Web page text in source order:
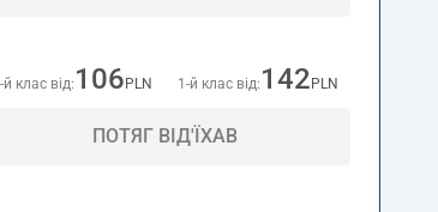
й клас від: 106 PLN 1-й клас від: 142 PLN
ПОТЯГ ВІД'ЇХАВ